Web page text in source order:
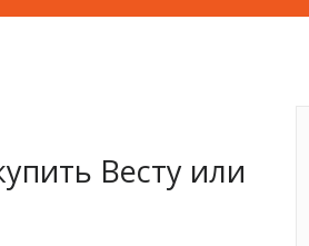
Весту или